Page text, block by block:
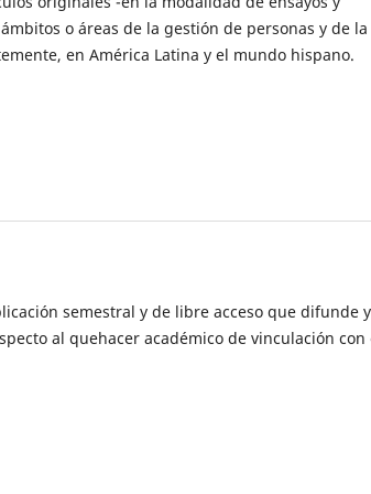
o áreas de la gestión de personas y de la
en América Latina y el mundo hispano.
semestral y de libre acceso que difunde y
al quehacer académico de vinculación con